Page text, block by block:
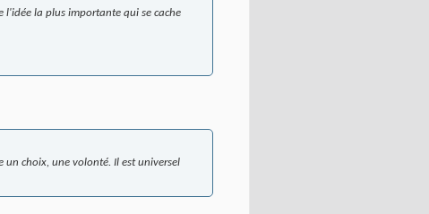
l'idée la plus importante qui se cache
un choix, une volonté. Il est universel